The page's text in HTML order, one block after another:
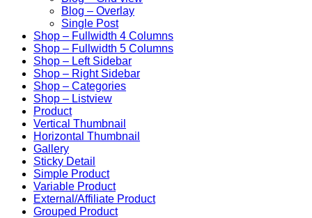
Blog – Overlay
Single Post
Shop – Fullwidth 4 Columns
Shop – Fullwidth 5 Columns
Shop – Left Sidebar
Shop – Right Sidebar
Shop – Categories
Shop – Listview
Product
Vertical Thumbnail
Horizontal Thumbnail
Gallery
Sticky Detail
Simple Product
Variable Product
External/Affiliate Product
Grouped Product